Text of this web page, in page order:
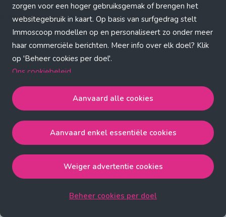
zorgen voor een hoger gebruiksgemak of brengen het
websitegebruik in kaart. Op basis van surfgedrag stelt
Immoscoop modellen op en personaliseert zo onder meer
haar commerciële berichten. Meer info over elk doel? Klik
op 'Beheer cookies per doel'.
Ons cookiebeleid
Aanvaard alle cookiesgaat akkoord met de strict
noodzakelijke, analytische, functionele en advertentie
cookies.
de strict noodzakelijke cookies.
Weiger advertentie cookiesgaat akkoord met de strict
Aanvaard alle cookies
Aanvaard enkel essentiële cookies
Weiger advertentie cookies
Beheer cookies per doel
browser console for more information)